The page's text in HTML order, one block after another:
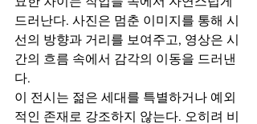
드러난다. 사진은 멈춘 이미지를 통해 시
선의 방향과 거리를 보여주고, 영상은 시
간의 흐름 속에서 감각의 이동을 드러낸
다.
이 전시는 젊은 세대를 특별하거나 예외
적인 존재로 강조하지 않는다. 오히려 비